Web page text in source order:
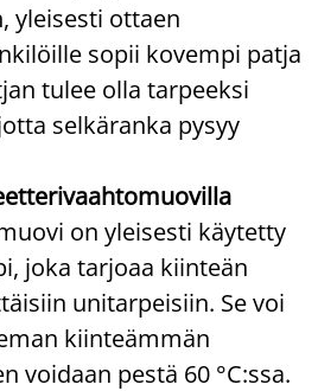
yleisesti ottaen
sopii kovempi patja
tulee olla tarpeeksi
selkäranka pysyy
on yleisesti käytetty
joka tarjoaa kiinteän
unitarpeisiin. Se voi
kiinteämmän
voidaan pestä 60 °C:ssa.